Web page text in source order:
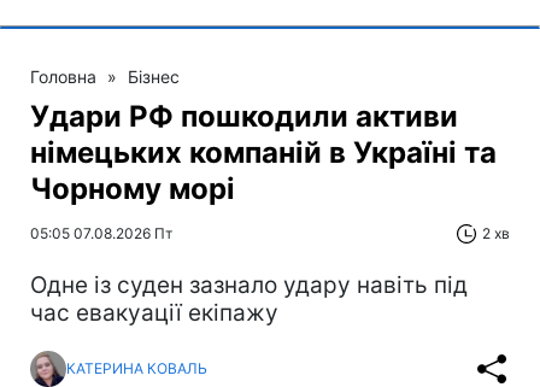
Головна » Бізнес
Удари РФ пошкодили активи
німецьких компаній в Україні та
Чорному морі
05:05 07.08.2026 Пт 2 хв
Одне із суден зазнало удару навіть під
час евакуації екіпажу
КАТЕРИНА КОВАЛЬ